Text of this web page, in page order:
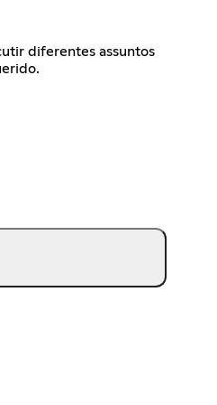
diferentes assuntos